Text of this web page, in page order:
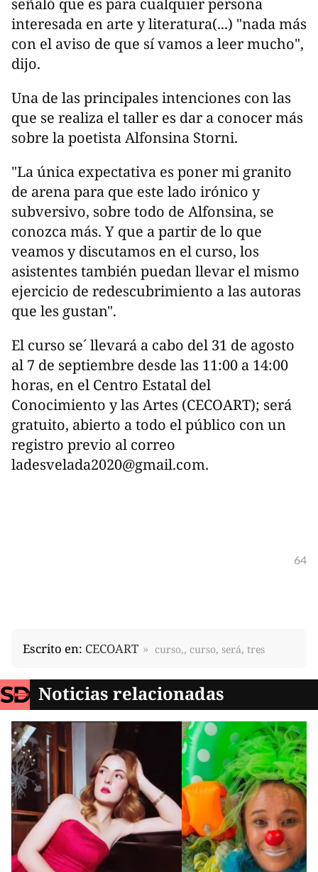
interesada en arte y literatura(...) "nada más
con el aviso de que sí vamos a leer mucho",
dijo.
Una de las principales intenciones con las
que se realiza el taller es dar a conocer más
sobre la poetista Alfonsina Storni.
"La única expectativa es poner mi granito
de arena para que este lado irónico y
subversivo, sobre todo de Alfonsina, se
conozca más. Y que a partir de lo que
veamos y discutamos en el curso, los
asistentes también puedan llevar el mismo
ejercicio de redescubrimiento a las autoras
que les gustan".
El curso se´ llevará a cabo del 31 de agosto
al 7 de septiembre desde las 11:00 a 14:00
horas, en el Centro Estatal del
Conocimiento y las Artes (CECOART); será
gratuito, abierto a todo el público con un
registro previo al correo
ladesvelada2020@gmail.com.
64
Escrito en: CECOART curso,, curso, será, tres
Noticias relacionadas